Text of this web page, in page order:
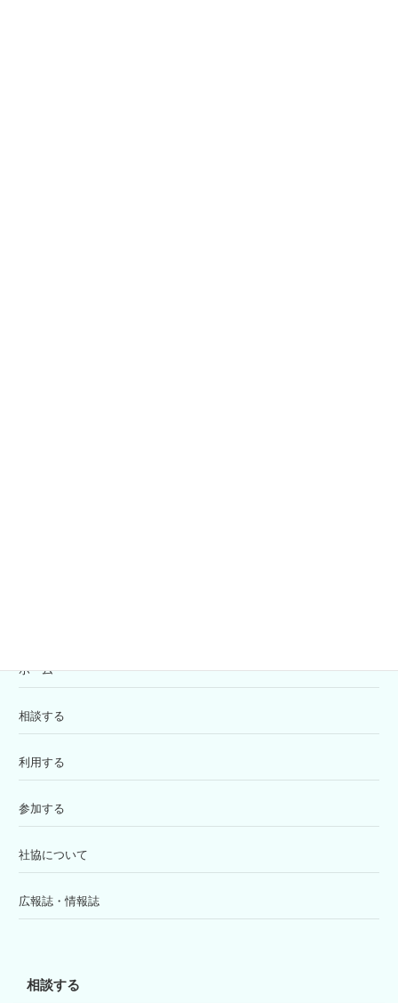
ホーム
相談する
利用する
参加する
社協について
広報誌・情報誌
相談する